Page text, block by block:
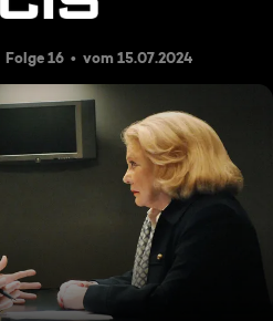
Folge 16 vom 15.07.2024